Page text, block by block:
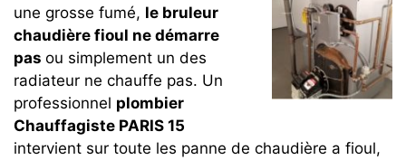
une grosse fumé, le bruleur
chaudière fioul ne démarre
pas ou simplement un des
radiateur ne chauffe pas. Un
professionnel plombier
Chauffagiste PARIS 15
intervient sur toute les panne de chaudière a fioul,